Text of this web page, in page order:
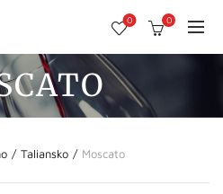
0 0
Taliansko Moscato